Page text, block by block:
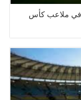
في ملاعب كأس